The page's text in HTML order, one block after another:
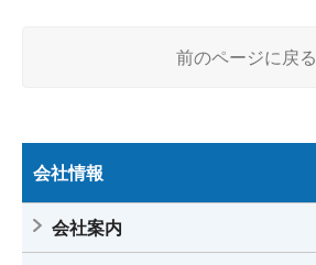
前のページに戻る
会社情報
会社案内